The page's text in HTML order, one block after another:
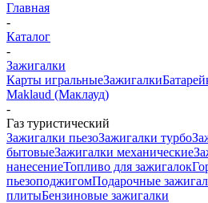
Главная
-
Каталог
-
Зажигалки
Карты игральныеЗажигалки
Maklaud (Маклауд)
-
Газ туристический
Зажигалки пьезоЗажигалки турбо
бытовыеЗажигалки механические
нанесениеТопливо для зажигалок
пьезоподжигомПодарочные
плитыБензиновые зажигалки